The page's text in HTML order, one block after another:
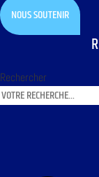
NOUS SOUTENIR
Rechercher